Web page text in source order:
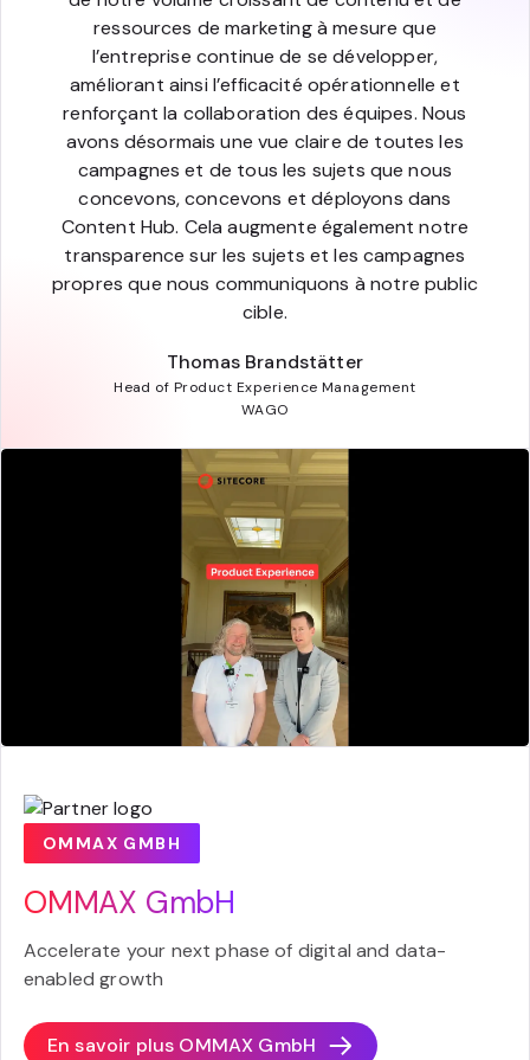
ressources de marketing à mesure que
l’entreprise continue de se développer,
améliorant ainsi l’efficacité opérationnelle et
renforçant la collaboration des équipes. Nous
avons désormais une vue claire de toutes les
campagnes et de tous les sujets que nous
concevons, concevons et déployons dans
Content Hub. Cela augmente également notre
transparence sur les sujets et les campagnes
propres que nous communiquons à notre public
cible.
Thomas Brandstätter
Head of Product Experience Management
WAGO
OMMAX GMBH
OMMAX GmbH
Accelerate your next phase of digital and data-
enabled growth
En savoir plus OMMAX GmbH